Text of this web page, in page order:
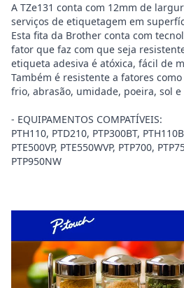
A TZe131 conta com 12mm de
serviços de etiquetagem em
Esta fita da Brother conta com
fator que faz com que seja
etiqueta adesiva é atóxica, fácil de
Também é resistente a fatores
frio, abrasão, umidade, poeira, sol
- EQUIPAMENTOS COMPATÍVEIS:
PTH110, PTD210, PTP300BT,
PTE500VP, PTE550WVP, PTP700,
PTP950NW